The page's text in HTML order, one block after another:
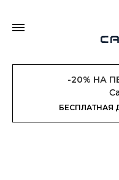
-20% НА
БЕСПЛАТНАЯ